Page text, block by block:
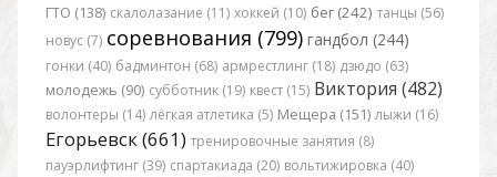
ГТО (138) скалолазание (11) хоккей (10) бег (242) танцы (56)
новус (7) соревнования (799) гандбол (244)
гонки (40) бадминтон (68) армрестлинг (18) дзюдо (63)
молодежь (90) субботник (19) квест (15) Виктория (482)
волонтеры (14) лёгкая атлетика (5) Мещера (151) лыжи (16)
Егорьевск (661) тренировочные занятия (8)
пауэрлифтинг (39) спартакиада (20) вольтижировка (40)